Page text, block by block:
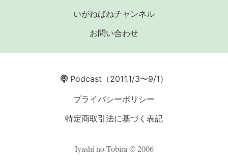
いがねばねチャンネル
お問い合わせ
Podcast （2011.1/3〜9/1）
プライバシーポリシー
特定商取引法に基づく表記
Iyashi no Tobira © 2006